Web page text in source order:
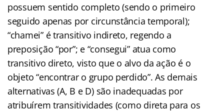
possuem sentido completo (sendo o primeiro
seguido apenas por circunstância temporal);
“chamei” é transitivo indireto, regendo a
preposição “por”; e “consegui” atua como
transitivo direto, visto que o alvo da ação é o
objeto “encontrar o grupo perdido”. As demais
alternativas (A, B e D) são inadequadas por
atribuírem transitividades (como direta para os